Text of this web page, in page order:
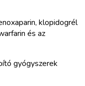
klopidogrél
és az
gyógyszerek